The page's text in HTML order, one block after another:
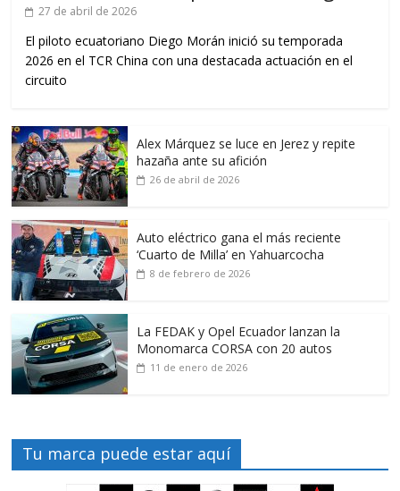
27 de abril de 2026
El piloto ecuatoriano Diego Morán inició su temporada
2026 en el TCR China con una destacada actuación en el
circuito
Alex Márquez se luce en Jerez y repite
hazaña ante su afición
26 de abril de 2026
Auto eléctrico gana el más reciente
‘Cuarto de Milla’ en Yahuarcocha
8 de febrero de 2026
La FEDAK y Opel Ecuador lanzan la
Monomarca CORSA con 20 autos
11 de enero de 2026
Tu marca puede estar aquí